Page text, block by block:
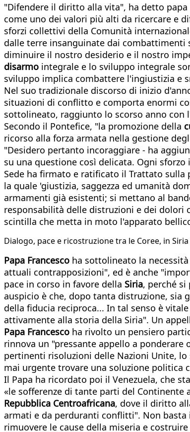
"Difendere il diritto alla vita", ha detto
come uno dei valori più alti da ricercare e
sforzi collettivi della Comunità
dalle terre insanguinate dai combattimenti
diminuire il nostro desiderio e il nostro
disarmo integrale e lo sviluppo integrale
sviluppo implica combattere l'ingiustizia e
Nel suo tradizionale discorso di inizio
situazioni di conflitto e comporta enormi
sottolineato, raggiunto lo scorso anno con
Secondo il Pontefice, "la promozione della
ricorso alla forza armata nella gestione
"Desidero pertanto incoraggiare - ha
su una questione così delicata. Ogni
Sede ha firmato e ratificato il Trattato
la quale 'giustizia, saggezza ed umanità
armamenti già esistenti; si mettano al
responsabilità delle distruzioni e dei dolori
scintilla che metta in moto l'apparato
Dialogo, pace e ricostruzione tra le Coree, in
Papa Francesco ha sottolineato la
attuali contrapposizioni", ed è anche
pace in corso in favore della Siria, perché
auspicio è che, dopo tanta distruzione, sia
della fiducia reciproca... In tal senso è
attivamente alla storia della Siria". Un
Papa Francesco ha rivolto un pensiero
rinnova un "pressante appello a
pertinenti risoluzioni delle Nazioni Unite,
mai urgente trovare una soluzione politica
Il Papa ha ricordato poi il Venezuela, che
«le sofferenze di tante parti del Continente
Repubblica Centroafricana, dove il diritto
armati e da perduranti conflitti". Non basta
rimuovere le cause della miseria e